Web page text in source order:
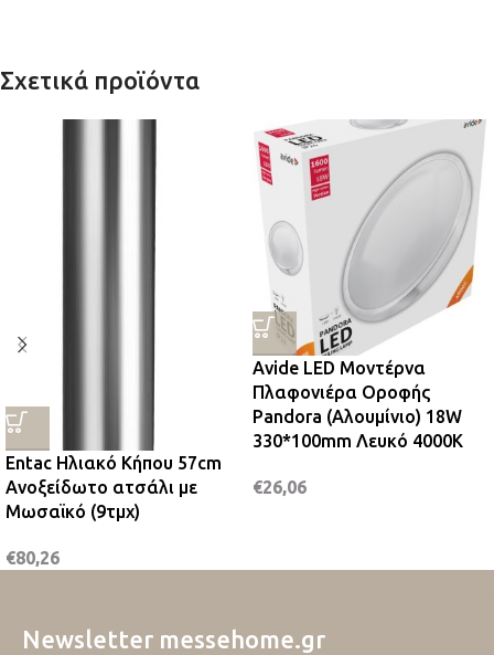
Σχετικά προϊόντα
Entac Ηλιακό Κήπου 57cm
Ανοξείδωτο ατσάλι με
Μωσαϊκό (9τμχ)
€80,26
Avide LED Μοντέρνα
Πλαφονιέρα Οροφής
Pandora (Αλουμίνιο) 18W
330*100mm Λευκό 4000K
€26,06
Newsletter messehome.gr